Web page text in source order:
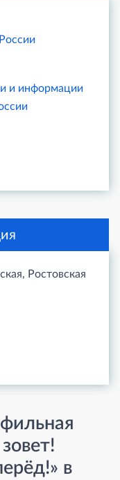
и информации
Ростовская
в